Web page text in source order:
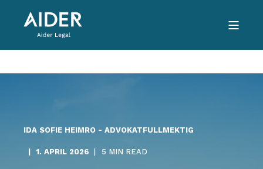
IDA SOFIE HEIMRO - ADVOKATFULLMEKTIG
1. APRIL 2026 5 MIN READ